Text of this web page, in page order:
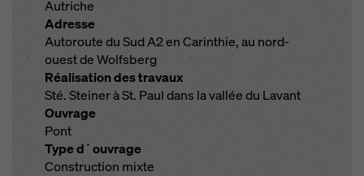
Autriche
Adresse
Autoroute du Sud A2 en Carinthie, au nord-
ouest de Wolfsberg
Réalisation des travaux
Sté. Steiner à St. Paul dans la vallée du Lavant
Ouvrage
Pont
Type d´ouvrage
Construction mixte